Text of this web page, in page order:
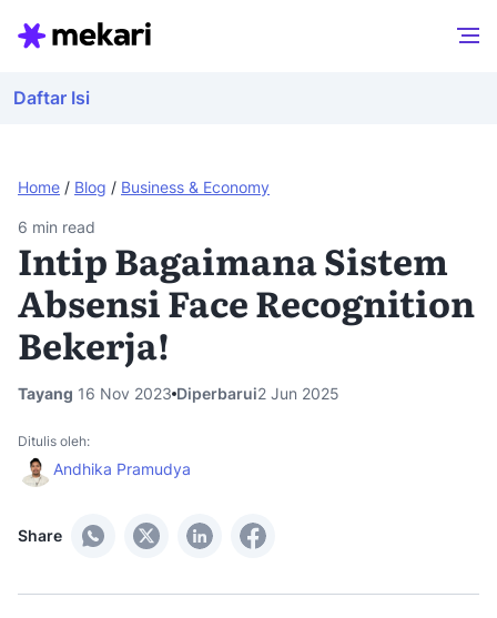
Home / Blog / Business & Economy
Daftar Isi
6 min read
Intip Bagaimana Sistem
Absensi Face Recognition
Bekerja!
Tayang 16 Nov 2023 Diperbarui2 Jun 2025
Share
Ditulis oleh:
Andhika Pramudya